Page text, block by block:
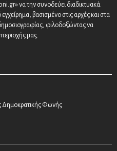
να την συνοδεύει διαδικτυακά.
βασισμένο στις αρχές και στα
φιλοδοξώντας να
μας.
Δημοκρατικής Φωνής